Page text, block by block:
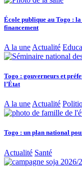
École publique au Togo :
financement
A la une Actualité
Togo : gouverneurs et
l’État
A la une Actualité
Togo : un plan national
Actualité Santé